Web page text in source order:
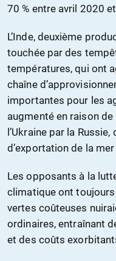
70 % entre avril 2020
L’Inde, deuxième
touchée par des
températures, qui ont
chaîne
importantes pour les
augmenté en raison de
l’Ukraine par la
d’exportation de la
Les opposants à la
climatique ont
vertes coûteuses
ordinaires, entraînant
et des coûts